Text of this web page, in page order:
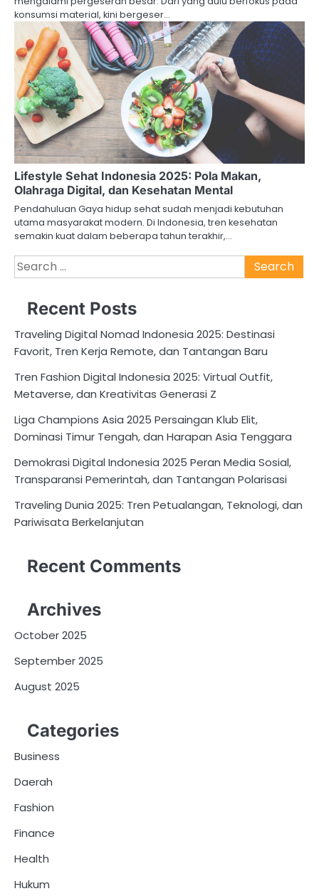
konsumsi material, kini bergeser…
Lifestyle Sehat Indonesia 2025: Pola Makan,
Olahraga Digital, dan Kesehatan Mental
Pendahuluan Gaya hidup sehat sudah menjadi kebutuhan
utama masyarakat modern. Di Indonesia, tren kesehatan
semakin kuat dalam beberapa tahun terakhir,…
Search
for:
Recent Posts
Traveling Digital Nomad Indonesia 2025: Destinasi
Favorit, Tren Kerja Remote, dan Tantangan Baru
Tren Fashion Digital Indonesia 2025: Virtual Outfit,
Metaverse, dan Kreativitas Generasi Z
Liga Champions Asia 2025 Persaingan Klub Elit,
Dominasi Timur Tengah, dan Harapan Asia Tenggara
Demokrasi Digital Indonesia 2025 Peran Media Sosial,
Transparansi Pemerintah, dan Tantangan Polarisasi
Traveling Dunia 2025: Tren Petualangan, Teknologi, dan
Pariwisata Berkelanjutan
Recent Comments
Archives
October 2025
September 2025
August 2025
Categories
Business
Daerah
Fashion
Finance
Health
Hukum